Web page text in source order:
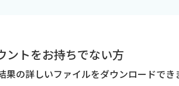
ントをお持ちでない方
果の詳しいファイルをダウンロードでき